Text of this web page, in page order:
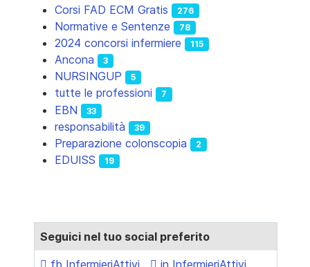
Corsi FAD ECM Gratis 276
Normative e Sentenze 78
2024 concorsi infermiere 115
Ancona 3
NURSINGUP 5
tutte le professioni 7
EBN 33
responsabilità 39
Preparazione colonscopia 2
EDUISS 19
Seguici nel tuo social preferito